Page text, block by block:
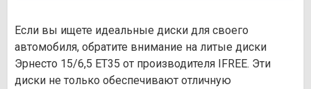
Если вы ищете идеальные диски для своего
автомобиля, обратите внимание на литые диски
Эрнесто 15/6,5 ET35 от производителя IFREE. Эти
диски не только обеспечивают отличную